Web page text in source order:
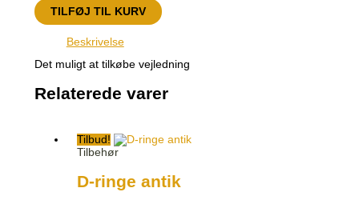
TILFØJ TIL KURV
Beskrivelse
Det muligt at tilkøbe vejledning
Relaterede varer
Tilbud!
Tilbehør
D-ringe antik